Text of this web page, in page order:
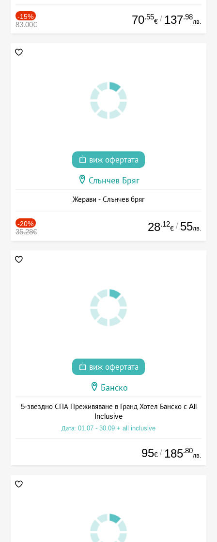
-15%
83.00€ 70.55
€ / 137.98
лв.
виж офертата
Слънчев Бряг
Жерави - Слънчев бряг
-20%
35.28€ 28.12
€ / 55лв.
виж офертата
Банско
5-звездно СПА Преживяване в Гранд Хотел Банско с All
Inclusive
Дата: 01.07 - 30.09 + all inclusive
95€ / 185.80
лв.